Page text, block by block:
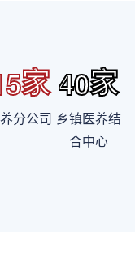
5家
分公司
40家
乡镇医养结
合中心